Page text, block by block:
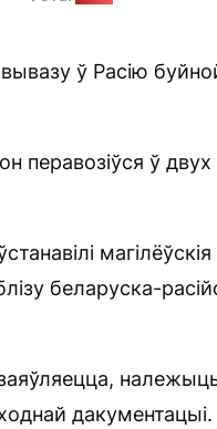
вывазу ў Расію
перавозіўся ў
беларуска-
дакументацыі.